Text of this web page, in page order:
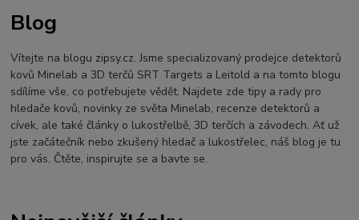
ÚSTÍ NAD LABEM
Jídlo na cesty
Mníšek u Liberece Karlovy Vary
Equinox 900
Soutěž o detektor
Severní Čechy
hledání pokladů
technologie Multi IQ
Blog
Vítejte na blogu zipsy.cz. Jsme specializovaný prodejce detektorů
kovů Minelab a 3D terčů SRT Targets a Leitold a na tomto blogu
sdílíme vše, co potřebujete vědět. Najdete zde tipy a rady pro
hledače kovů, novinky ze světa Minelab, recenze detektorů a
cívek, ale také články o lukostřelbě, 3D terčích a závodech. Ať už
jste začátečník nebo zkušený hledač a lukostřelec, náš blog je tu
pro vás. Čtěte, inspirujte se a bavte se.